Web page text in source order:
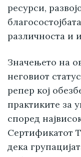
ресурси,
различноста и
Значењето на
неговиот
репер кој
практиките за
според
Сертификатот
дека